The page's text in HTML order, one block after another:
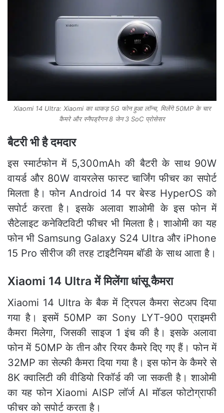
Xiaomi 14 Ultra: Xiaomi का धाकड़ 5G फोन हुआ लॉन्‍च, मिलेंगे 50MP के चार
कैमरे और स्नैपड्रैगन 8 जेन 3 SoC प्रोसेसर
बैटरी भी है दमदार
इस स्मार्टफोन में 5,300mAh की बैटरी के साथ 90W
वायर्ड और 80W वायरलेस फास्ट चार्जिंग फीचर का सपोर्ट
मिलता है। फोन Android 14 पर बेस्ड HyperOS को
सपोर्ट करता है। इसके अलावा शाओमी के इस फोन में
सैटेलाइट कनेक्टिविटी फीचर भी मिलता है। शाओमी का यह
फोन भी Samsung Galaxy S24 Ultra और iPhone
15 Pro सीरीज की तरह टाइटैनियम बॉडी के साथ आता है।
Xiaomi 14 Ultra में मिलेंगा धांसू कैमरा
Xiaomi 14 Ultra के बैक में ट्रिपल कैमरा सेटअप दिया
गया है। इसमें 50MP का Sony LYT-900 प्राइमरी
कैमरा मिलेगा, जिसकी साइज 1 इंच की है। इसके अलावा
फोन में 50MP के तीन और रियर कैमरे दिए गए हैं। फोन में
32MP का सेल्फी कैमरा दिया गया है। इस फोन के कैमरे से
8K क्वालिटी की वीडियो रिकॉर्ड की जा सकती है। शाओमी
का यह फोन Xiaomi AISP लॉर्ज AI मॉडल फोटोग्राफी
फीचर को सपोर्ट करता है।